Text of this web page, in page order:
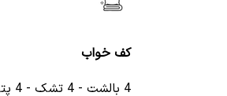
کف خواب
4 بالشت - 4 تشک - 4 پتو